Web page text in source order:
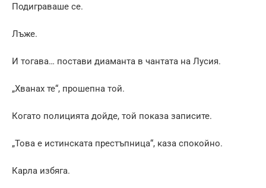
Подиграваше се.
Лъже.
И тогава… постави диаманта в чантата на Лусия.
„Хванах те“, прошепна той.
Когато полицията дойде, той показа записите.
„Това е истинската престъпница“, каза спокойно.
Карла избяга.